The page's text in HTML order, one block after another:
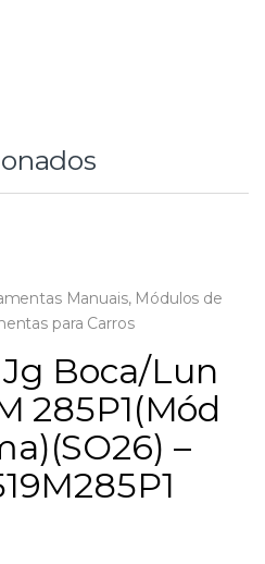
Manuais, Módulos de
para Carros
Jg Boca/Lun
285P1(Mód
–